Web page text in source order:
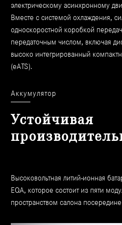
электрическому асинхронному
Вместе с системой охлаждения,
односкоростной коробкой
передаточным числом, включая
высоко интегрированный
(eATS).
Аккумулятор
Устойчивая
Высоковольтная литий-ионная
EQA, которое состоит из пяти
пространством салона